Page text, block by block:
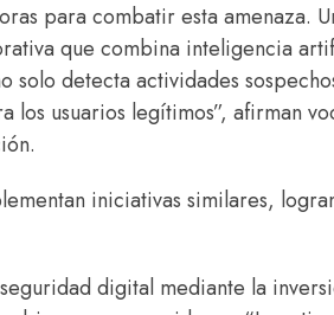
para combatir esta amenaza.
que combina inteligencia
detecta actividades
los usuarios legítimos”, afirman
iniciativas similares,
digital mediante la